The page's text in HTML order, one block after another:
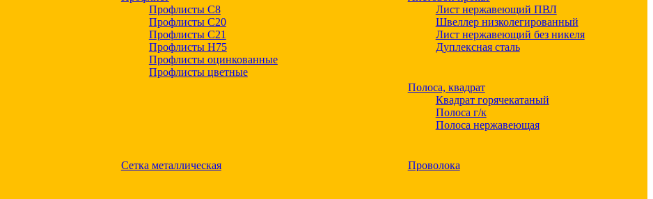
Профлисты С8
Профлисты С20
Профлисты C21
Профлисты Н75
Профлисты оцинкованные
Профлисты цветные
Лист нержавеющий ПВЛ
Швеллер низколегированный
Лист нержавеющий без никеля
Дуплексная сталь
Полоса, квадрат
Квадрат горячекатаный
Полоса г/к
Полоса нержавеющая
Сетка металлическая Проволока